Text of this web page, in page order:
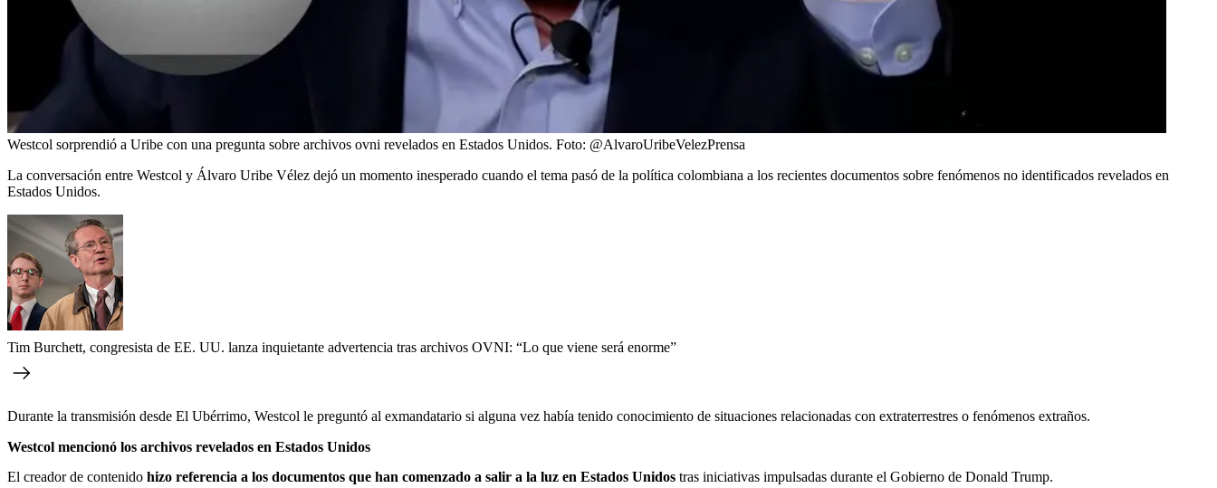
Westcol sorprendió a Uribe con una pregunta sobre archivos ovni revelados en Estados Unidos. Foto: @AlvaroUribeVelezPrensa
La conversación entre Westcol y Álvaro Uribe Vélez dejó un momento inesperado cuando el tema pasó de la política colombiana a los recientes documentos sobre fenómenos no identificados revelados en
Estados Unidos.
Tim Burchett, congresista de EE. UU. lanza inquietante advertencia tras archivos OVNI: “Lo que viene será enorme”
Durante la transmisión desde El Ubérrimo, Westcol le preguntó al exmandatario si alguna vez había tenido conocimiento de situaciones relacionadas con extraterrestres o fenómenos extraños.
Westcol mencionó los archivos revelados en Estados Unidos
El creador de contenido hizo referencia a los documentos que han comenzado a salir a la luz en Estados Unidos tras iniciativas impulsadas durante el Gobierno de Donald Trump.